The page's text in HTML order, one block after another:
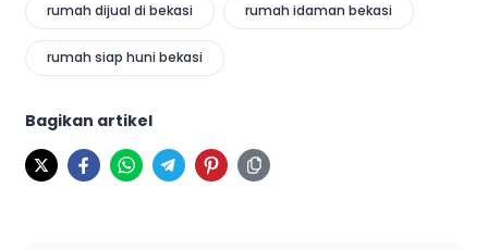
rumah dijual di bekasi rumah idaman bekasi
rumah siap huni bekasi
Bagikan artikel